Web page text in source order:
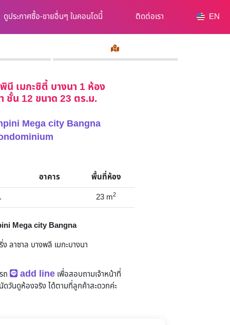
ดูประกาศซื้อ-ขายอื่นๆ ในคอนโดนี้ ติดต่อเรา EN
นี เมกะซิตี้ บางนา 1 ห้อง
ชั้น 12 ขนาด 23 ตร.ม.
Mega city Bangna
อาคาร
พื้นที่ห้อง
23 m2
Mega city Bangna
ลาซาล บางพลี เมกะบางนา
ถ add line เพื่อสอบถามเจ้าหน้าที่
ดวันดูห้องจริงได้ตามที่ลูกค้าสะดวกค่ะ